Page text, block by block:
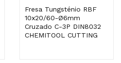
Fresa Tungsténio RBF
10x20/60-Ø6mm
Cruzado C-3P DIN8032
CHEMITOOL CUTTING